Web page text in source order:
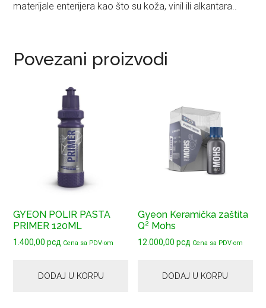
materijale enterijera kao što su koža, vinil ili alkantara..
Povezani proizvodi
GYEON POLIR PASTA
PRIMER 120ML
1.400,00рсд Cena sa PDV-om
DODAJ U KORPU
Gyeon Keramička zaštita
Q² Mohs
12.000,00рсд Cena sa PDV-om
DODAJ U KORPU